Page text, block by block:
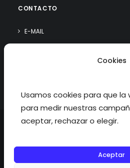
Cookies
Usamos cookies para que la
para medir nuestras
aceptar, rechazar o elegir.
Aceptar
CONTACTO
E-MAIL